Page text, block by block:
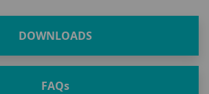
DOWNLOADS
FAQs